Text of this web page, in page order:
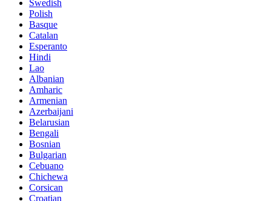
Swedish
Polish
Basque
Catalan
Esperanto
Hindi
Lao
Albanian
Amharic
Armenian
Azerbaijani
Belarusian
Bengali
Bosnian
Bulgarian
Cebuano
Chichewa
Corsican
Croatian